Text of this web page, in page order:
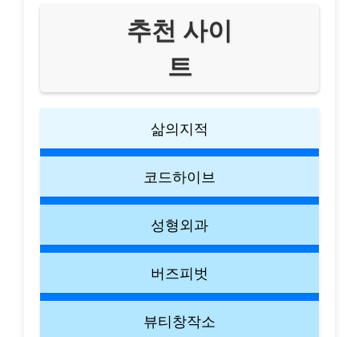
추천 사이
트
삶의지적
코드하이브
성형외과
버즈피벗
뷰티창작소